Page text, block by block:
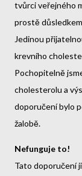
tvůrci veřejného
prostě
Jedinou
krevního
Pochopitelně
cholesterolu a
doporučení bylo
žalobě.
Nefunguje to!
Tato doporučení